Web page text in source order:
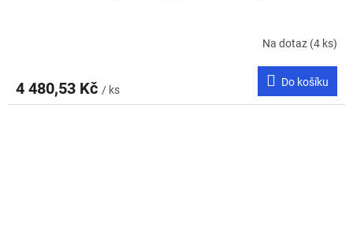
Na dotaz (4 ks)
4 480,53 Kč / ks
Do košíku